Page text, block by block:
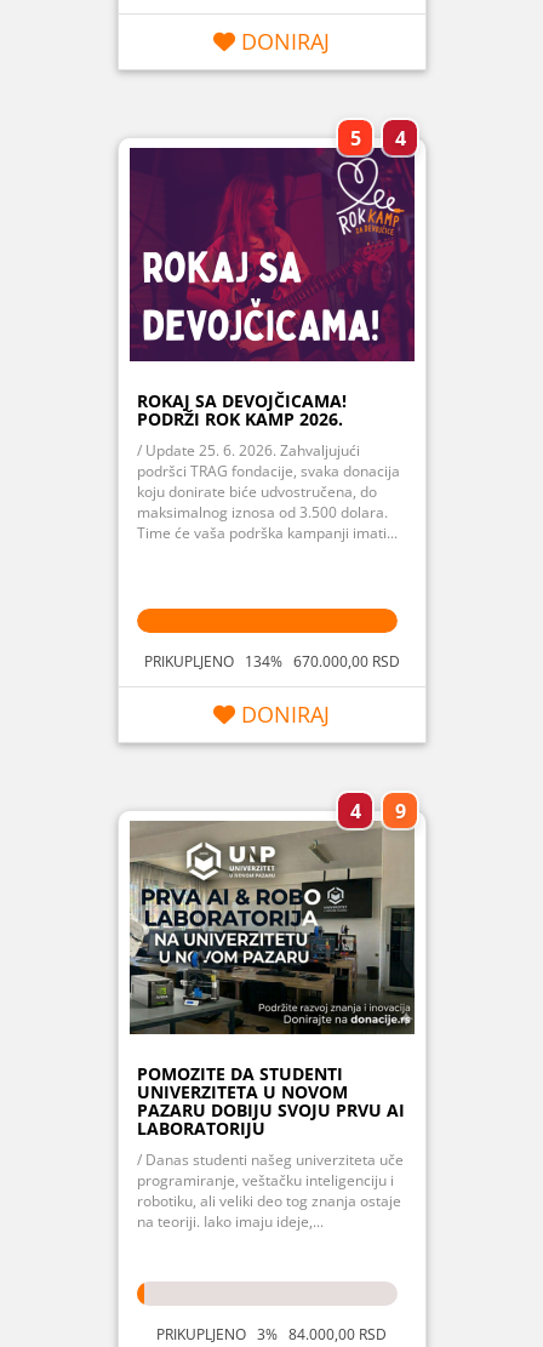
DONIRAJ
5 4
ROKAJ SA DEVOJČICAMA!
PODRŽI ROK KAMP 2026.
/ Update 25. 6. 2026. Zahvaljujući
podršci TRAG fondacije, svaka donacija
koju donirate biće udvostručena, do
maksimalnog iznosa od 3.500 dolara.
Time će vaša podrška kampanji imati...
PRIKUPLJENO 134% 670.000,00 RSD
DONIRAJ
4 9
POMOZITE DA STUDENTI
UNIVERZITETA U NOVOM
PAZARU DOBIJU SVOJU PRVU AI
LABORATORIJU
/ Danas studenti našeg univerziteta uče
programiranje, veštačku inteligenciju i
robotiku, ali veliki deo tog znanja ostaje
na teoriji. Iako imaju ideje,...
PRIKUPLJENO 3% 84.000,00 RSD